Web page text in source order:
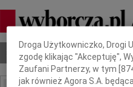
Nekrologi Odeszli
Dbamy o Twoją prywatność
Droga Użytkowniczko, Drogi
zgodę klikając "Akceptuję",
Zaufani Partnerzy, w tym [
jak również Agora S.A.